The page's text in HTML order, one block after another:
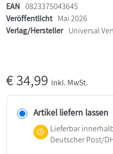
EAN 0823375043645
Veröffentlicht Mai 2026
Verlag/Hersteller Universal
€34,99 inkl. MwSt.
Artikel liefern lassen
Lieferbar
Deutscher Post/